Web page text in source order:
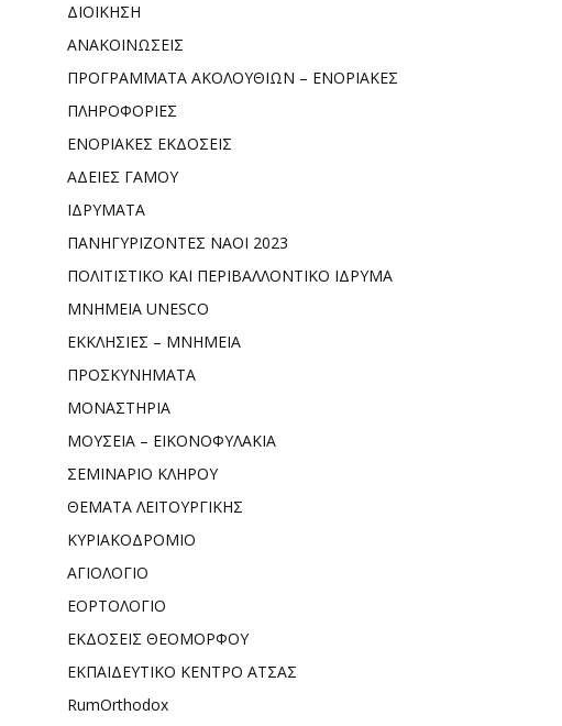
ΔΙΟΙΚΗΣΗ
ΑΝΑΚΟΙΝΩΣΕΙΣ
ΠΡΟΓΡΑΜΜΑΤΑ ΑΚΟΛΟΥΘΙΩΝ – ΕΝΟΡΙΑΚΕΣ
ΠΛΗΡΟΦΟΡΙΕΣ
ΕΝΟΡΙΑΚΕΣ ΕΚΔΟΣΕΙΣ
ΑΔΕΙΕΣ ΓΑΜΟΥ
ΙΔΡΥΜΑΤΑ
ΠΑΝΗΓΥΡΙΖΟΝΤΕΣ ΝΑΟΙ 2023
ΠΟΛΙΤΙΣΤΙΚΟ ΚΑΙ ΠΕΡΙΒΑΛΛΟΝΤΙΚΟ ΙΔΡΥΜΑ
ΜΝΗΜΕΙΑ UNESCO
ΕΚΚΛΗΣΙΕΣ – ΜΝΗΜΕΙΑ
ΠΡΟΣΚΥΝΗΜΑΤΑ
ΜΟΝΑΣΤΗΡΙΑ
ΜΟΥΣΕΙΑ – ΕΙΚΟΝΟΦΥΛΑΚΙΑ
ΣΕΜΙΝΑΡΙΟ ΚΛΗΡΟΥ
ΘΕΜΑΤΑ ΛΕΙΤΟΥΡΓΙΚΗΣ
ΚΥΡΙΑΚΟΔΡΟΜΙΟ
ΑΓΙΟΛΟΓΙΟ
ΕΟΡΤΟΛΟΓΙΟ
ΕΚΔΟΣΕΙΣ ΘΕΟΜΟΡΦΟΥ
ΕΚΠΑΙΔΕΥΤΙΚΟ ΚΕΝΤΡΟ ΑΤΣΑΣ
RumOrthodox